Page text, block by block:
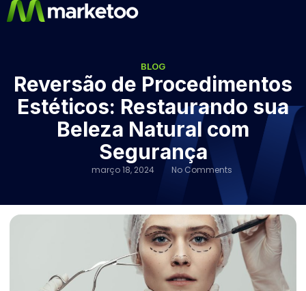
BLOG
Reversão de Procedimentos
Estéticos: Restaurando sua
Beleza Natural com
Segurança
março 18, 2024 No Comments